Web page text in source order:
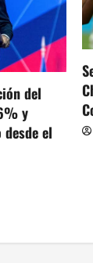
del
y
el